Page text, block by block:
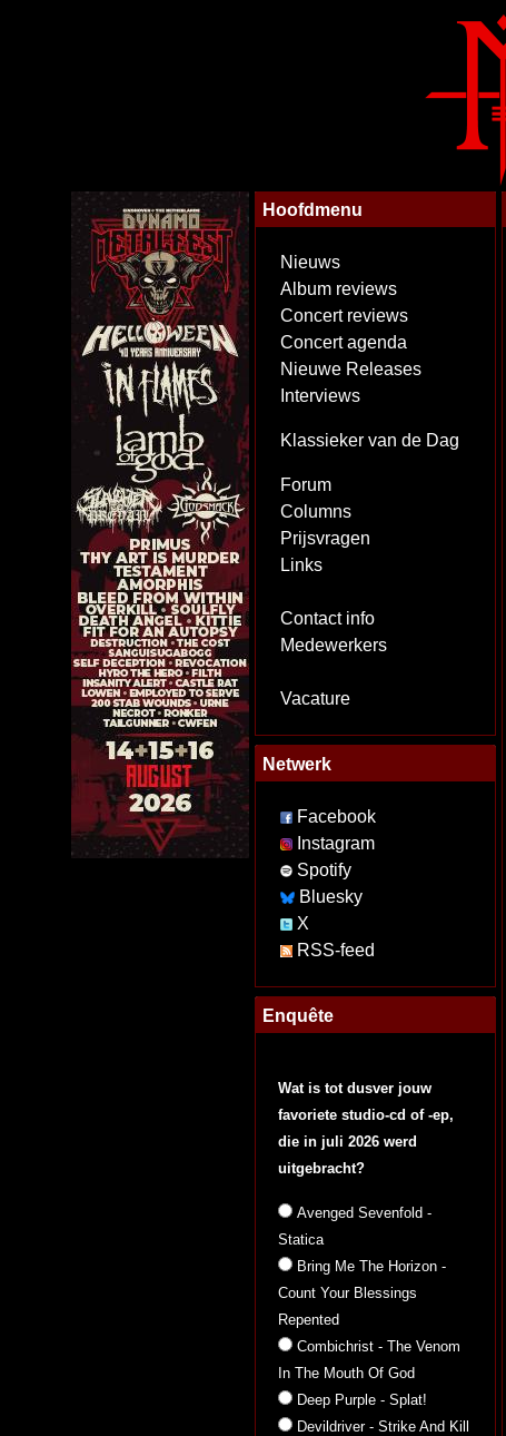
Hoofdmenu
Nieuws
Album reviews
Concert reviews
Concert agenda
Nieuwe Releases
Interviews
Klassieker van de Dag
Forum
Columns
Prijsvragen
Links
Contact info
Medewerkers
Vacature
Netwerk
Facebook
Instagram
Spotify
Bluesky
X
RSS-feed
Enquête
Wat is tot dusver jouw
favoriete studio-cd of -ep,
die in juli 2026 werd
uitgebracht?
Avenged Sevenfold -
Statica
Bring Me The Horizon -
Count Your Blessings
Repented
Combichrist - The Venom
In The Mouth Of God
Deep Purple - Splat!
Devildriver - Strike And Kill